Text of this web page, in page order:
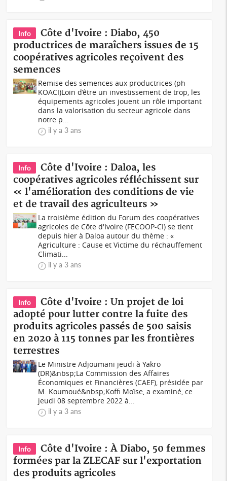
Info
Côte d'Ivoire : Diabo, 450
productrices de maraîchers issues de 15
coopératives agricoles reçoivent des
semences
Remise des semences aux productrices (ph
KOACI)Loin d’être un investissement de trop, les
équipements agricoles jouent un rôle important
dans la valorisation du secteur agricole dans
notre p...
il y a 3 ans
Info
Côte d'Ivoire : Daloa, les
coopératives agricoles réfléchissent sur
« l'amélioration des conditions de vie
et de travail des agriculteurs »
La troisième édition du Forum des coopératives
agricoles de Côte d'Ivoire (FECOOP-CI) se tient
depuis hier à Daloa autour du thème : «
Agriculture : Cause et Victime du réchauffement
Climati...
il y a 3 ans
Info
Côte d'Ivoire : Un projet de loi
adopté pour lutter contre la fuite des
produits agricoles passés de 500 saisis
en 2020 à 115 tonnes par les frontières
terrestres
Le Ministre Adjoumani jeudi à Yakro
(DR)&nbsp;La Commission des Affaires
Économiques et Financières (CAEF), présidée par
M. Koumoué&nbsp;Koffi Moïse, a examiné, ce
jeudi 08 septembre 2022 à...
il y a 3 ans
Info
Côte d'Ivoire : À Diabo, 50 femmes
formées par la ZLECAF sur l'exportation
des produits agricoles